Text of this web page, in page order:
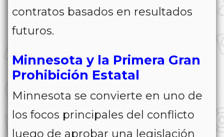
contratos basados en resultados
futuros.
Minnesota y la Primera Gran
Prohibición Estatal
Minnesota se convierte en uno de
los focos principales del conflicto
luego de aprobar una legislación